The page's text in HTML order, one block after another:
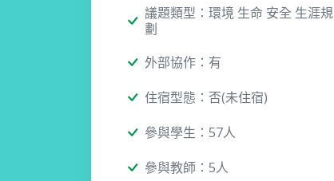
議題類型：環境 生命 安全 生涯規
劃
外部協作：有
住宿型態：否(未住宿)
參與學生：57人
參與教師：5人